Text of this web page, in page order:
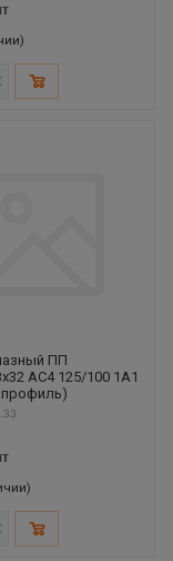
ПП
АС4 125/100 1А1